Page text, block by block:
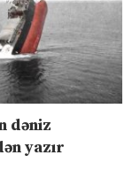
dəniz
yazır